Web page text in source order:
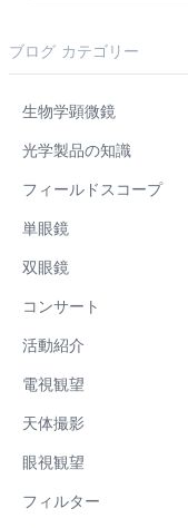
ブログ カテゴリー
生物学顕微鏡
光学製品の知識
フィールドスコープ
単眼鏡
双眼鏡
コンサート
活動紹介
電視観望
天体撮影
眼視観望
フィルター